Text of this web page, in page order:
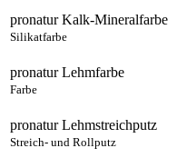
pronatur Kalk-Mineralfarbe
Silikatfarbe
pronatur Lehmfarbe
Farbe
pronatur Lehmstreichputz
Streich- und Rollputz